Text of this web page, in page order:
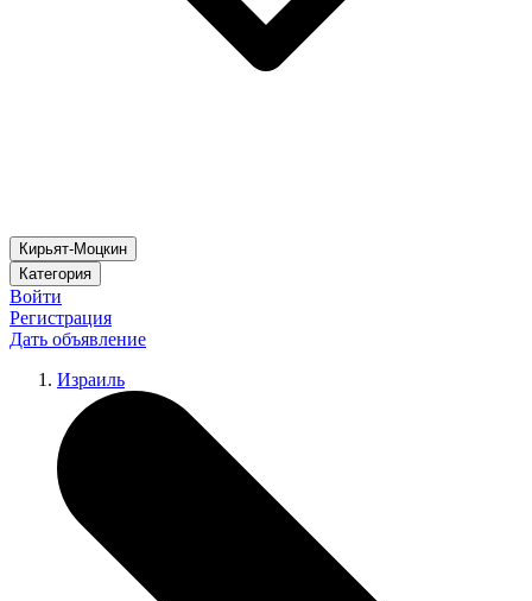
Кирьят-Моцкин
Категория
Войти
Регистрация
Дать объявление
Израиль